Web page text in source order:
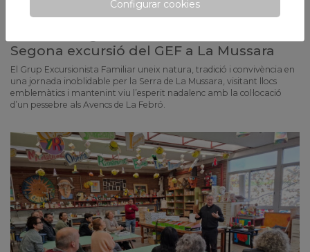
Segona excursió del GEF a La Mussara
El Grup Excursionista Familiar uneix natura, tradició i convivència en
una jornada inoblidable per la Serra de La Mussara, visitant llocs
emblemàtics i mantenint viu l’esperit nadalenc amb la col·locació
d’un pessebre als Avencs de La Febró.
Configurar cookies